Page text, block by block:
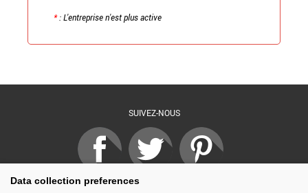
*: L'entreprise n'est plus active
SUIVEZ-NOUS
Data collection preferences